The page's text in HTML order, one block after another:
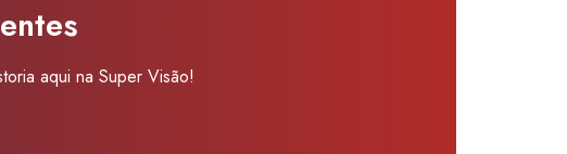
aqui na Super Visão!